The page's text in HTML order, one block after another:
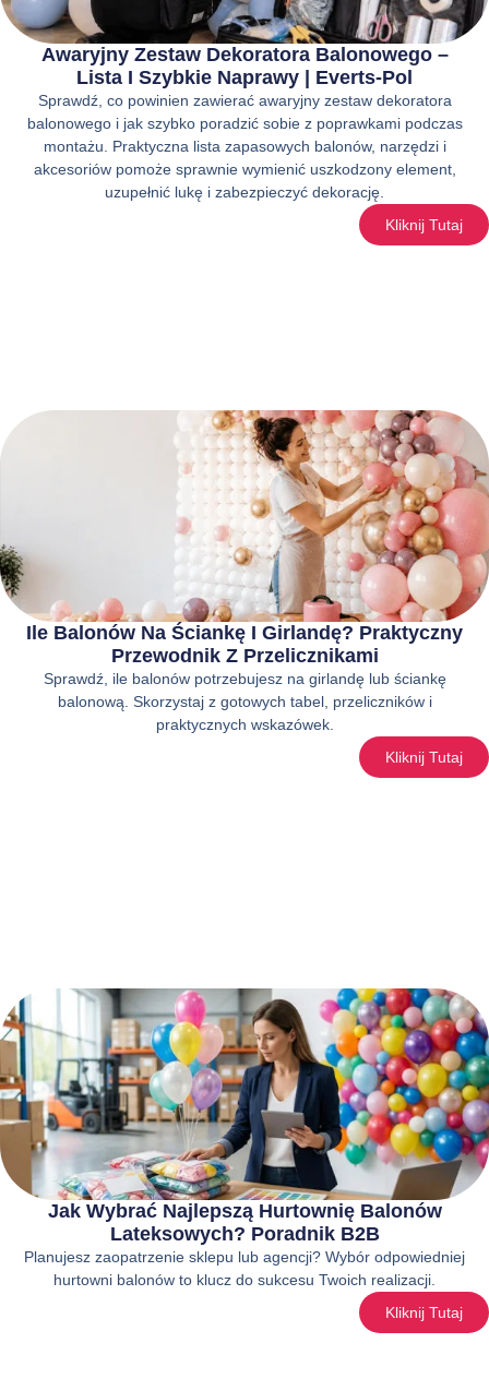
Awaryjny Zestaw Dekoratora Balonowego –
Lista I Szybkie Naprawy | Everts-Pol
Sprawdź, co powinien zawierać awaryjny zestaw dekoratora
balonowego i jak szybko poradzić sobie z poprawkami podczas
montażu. Praktyczna lista zapasowych balonów, narzędzi i
akcesoriów pomoże sprawnie wymienić uszkodzony element,
uzupełnić lukę i zabezpieczyć dekorację.
Kliknij Tutaj
Ile Balonów Na Ściankę I Girlandę? Praktyczny
Przewodnik Z Przelicznikami
Sprawdź, ile balonów potrzebujesz na girlandę lub ściankę
balonową. Skorzystaj z gotowych tabel, przeliczników i
praktycznych wskazówek.
Kliknij Tutaj
Jak Wybrać Najlepszą Hurtownię Balonów
Lateksowych? Poradnik B2B
Planujesz zaopatrzenie sklepu lub agencji? Wybór odpowiedniej
hurtowni balonów to klucz do sukcesu Twoich realizacji.
Kliknij Tutaj